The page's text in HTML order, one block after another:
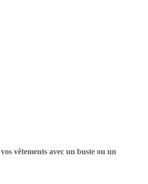
vêtements avec un buste ou un